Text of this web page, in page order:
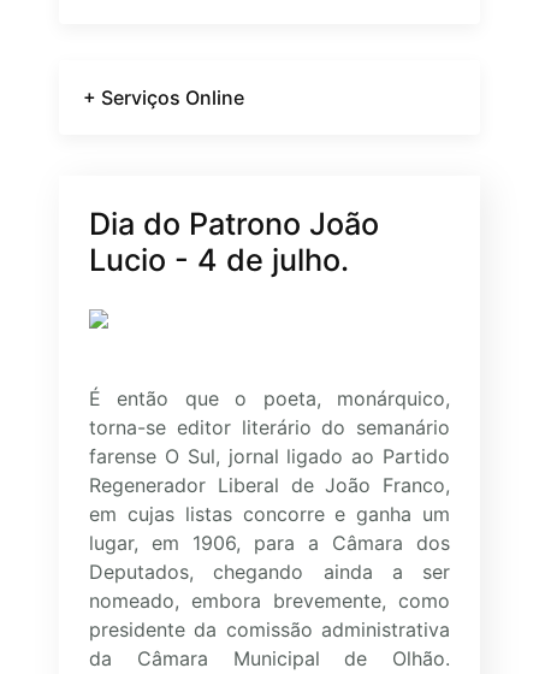
+ Serviços Online
Dia do Patrono João
Lucio - 4 de julho.
É então que o poeta, monárquico,
torna-se editor literário do semanário
farense O Sul, jornal ligado ao Partido
Regenerador Liberal de João Franco,
em cujas listas concorre e ganha um
lugar, em 1906, para a Câmara dos
Deputados, chegando ainda a ser
nomeado, embora brevemente, como
presidente da comissão administrativa
da Câmara Municipal de Olhão.